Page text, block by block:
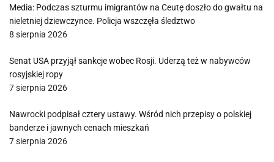
Media: Podczas szturmu imigrantów na Ceutę doszło do gwałtu na
nieletniej dziewczynce. Policja wszczęła śledztwo
8 sierpnia 2026
Senat USA przyjął sankcje wobec Rosji. Uderzą też w nabywców
rosyjskiej ropy
7 sierpnia 2026
Nawrocki podpisał cztery ustawy. Wśród nich przepisy o polskiej
banderze i jawnych cenach mieszkań
7 sierpnia 2026